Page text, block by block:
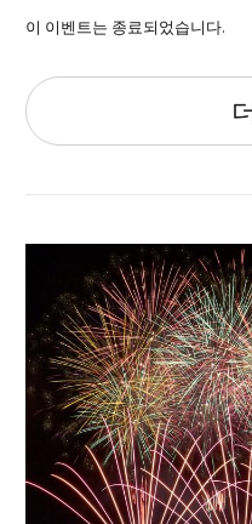
이 이벤트는 종료되었습니다.